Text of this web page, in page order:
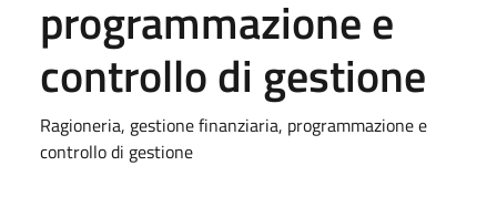
programmazione e
controllo di gestione
Ragioneria, gestione finanziaria, programmazione e
controllo di gestione